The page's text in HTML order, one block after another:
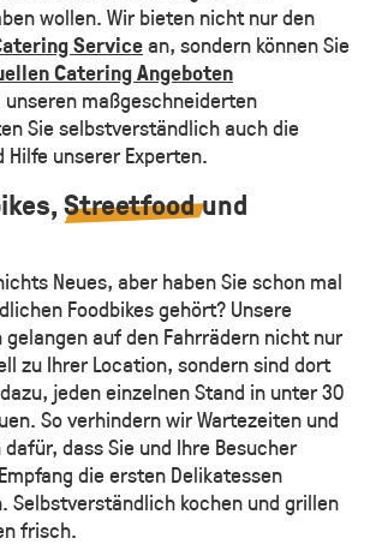
wollen. Wir bieten nicht nur den
Servicean, sondern können Sie
Catering Angeboten
maßgeschneiderten
Sie selbstverständlich auch die
Hilfe unserer Experten.
Streetfoodund
Neues, aber haben Sie schon mal
Foodbikes gehört? Unsere
auf den Fahrrädern nicht nur
zu Ihrer Location, sondern sind dort
jeden einzelnen Stand in unter 30
So verhindern wir Wartezeiten und
dass Sie und Ihre Besucher
die ersten Delikatessen
Selbstverständlich kochen und grillen
frisch.